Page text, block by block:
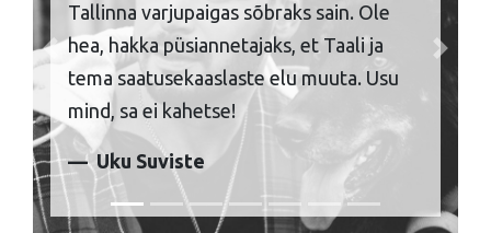
Tallinna varjupaigas sõbraks sain. Ole
hea, hakka püsiannetajaks, et Taali ja
tema saatusekaaslaste elu muuta. Usu
mind, sa ei kahetse!
Uku Suviste
Previous Next